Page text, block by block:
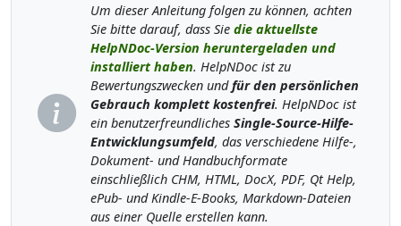
Um dieser Anleitung folgen zu können, achten
Sie bitte darauf, dass Sie die aktuellste
HelpNDoc-Version heruntergeladen und
installiert haben. HelpNDoc ist zu
Bewertungszwecken undfür den persönlichen
Gebrauch komplett kostenfrei. HelpNDoc ist
ein benutzerfreundliches Single-Source-Hilfe-
Entwicklungsumfeld, das verschiedene Hilfe-,
Dokument- und Handbuchformate
einschließlich CHM, HTML, DocX, PDF, Qt Help,
ePub- und Kindle-E-Books, Markdown-Dateien
aus einer Quelle erstellen kann.